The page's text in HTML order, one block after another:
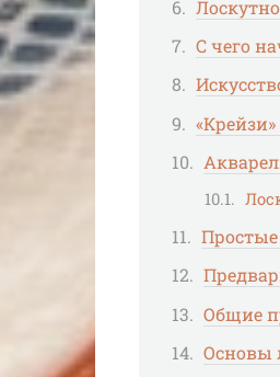
С чего
Общие
Основы